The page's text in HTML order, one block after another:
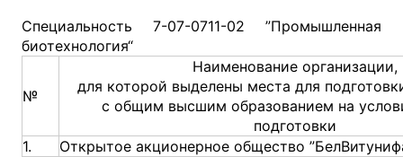
Специальность 7-07-0711-02 ”Промышленная
биотехнология“
№
Наименование организации,
для которой выделены места для
с общим высшим образованием на
подготовки
1.
Открытое акционерное общество